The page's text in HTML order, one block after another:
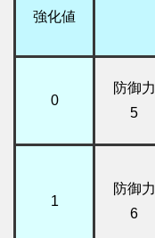
強化値
0
防御力
5
1
防御力
6